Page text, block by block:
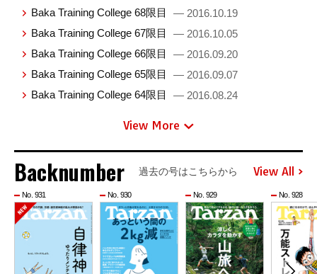
Baka Training College 68限目
— 2016.10.19
Baka Training College 67限目
— 2016.10.05
Baka Training College 66限目
— 2016.09.20
Baka Training College 65限目
— 2016.09.07
Baka Training College 64限目
— 2016.08.24
View More
Backnumber 過去の号はこちらから View All
No. 931 No. 930 No. 929 No. 928